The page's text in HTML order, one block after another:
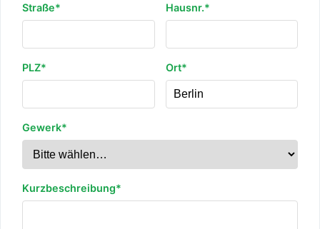
Straße* Hausnr.*
PLZ* Ort*
Gewerk*
Kurzbeschreibung*